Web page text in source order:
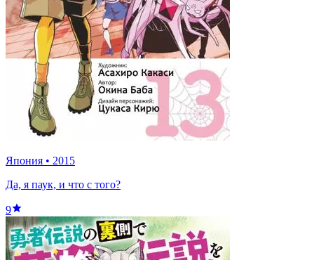
Япония • 2015
Да, я паук, и что с того?
9